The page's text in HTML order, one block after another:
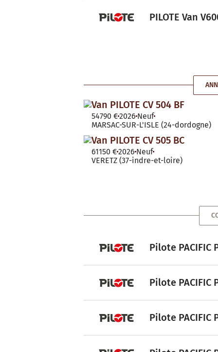
PILOTE Van
Van PILOTE CV 504 BF
54790 €2026 Neuf
MARSAC-SUR-L'ISLE (24-dordogne)
Van PILOTE CV 505 BC
61150 €2026 Neuf
VERETZ (37-indre-et-loire)
Pilote PACIFIC
Pilote PACIFIC
Pilote PACIFIC